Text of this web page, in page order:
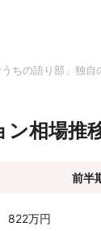
ちの語り部」独
ン相場推
前半
822万円